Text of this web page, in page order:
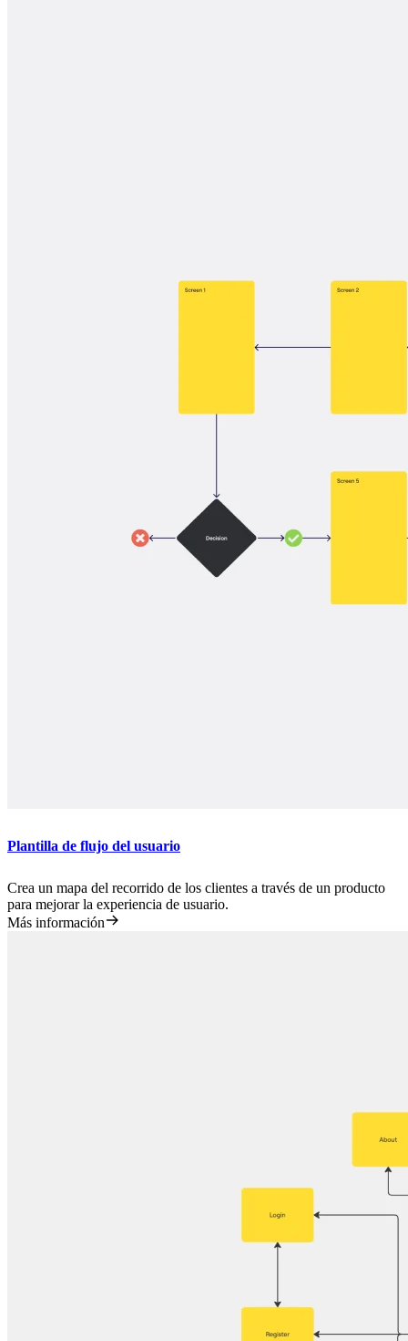
Plantilla de flujo del usuario
Crea un mapa del recorrido de los clientes a través de un producto
para mejorar la experiencia de usuario.
Más información